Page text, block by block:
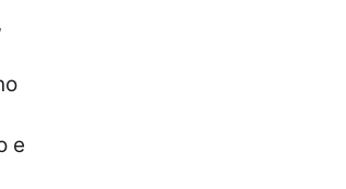
e